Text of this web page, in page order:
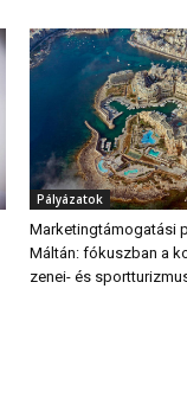
Pályázatok
Marketingtámogatási
Máltán: fókuszban a
zenei- és